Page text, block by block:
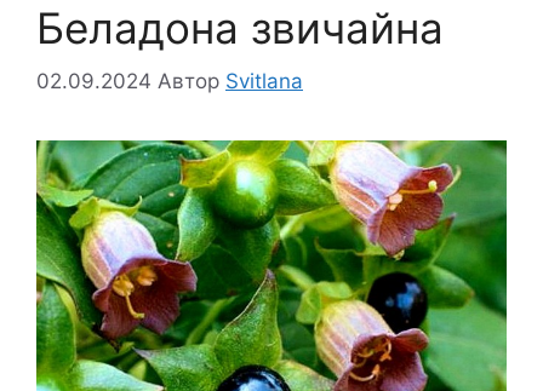
Беладона звичайна
02.09.2024 Автор Svitlana